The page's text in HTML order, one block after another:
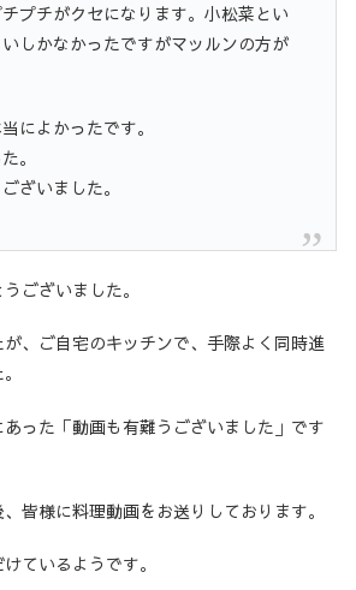
プチがクセになります。小松菜とい
しかなかったですがマッルンの方が
によかったです。
。
ざいました。
ございました。
、ご自宅のキッチンで、手際よく同時進
った「動画も有難うございました」です
皆様に料理動画をお送りしております。
ているようです。